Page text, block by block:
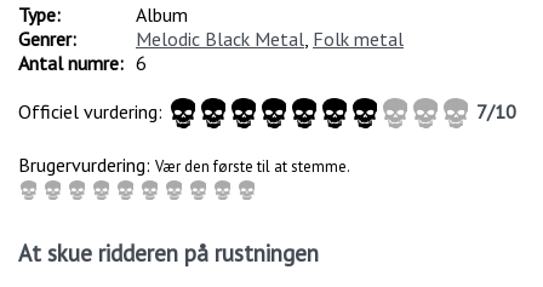
Type:
Album
Genrer:
Melodic Black Metal Folk metal
Antal numre: 6
Officiel vurdering:
7/10
Brugervurdering: Vær den første til at stemme.
At skue ridderen på rustningen